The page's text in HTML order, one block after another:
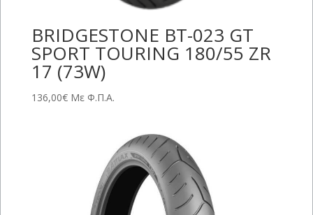
BRIDGESTONE BT-023 GT
SPORT TOURING 180/55 ZR
17 (73W)
136,00€ Με Φ.Π.Α.